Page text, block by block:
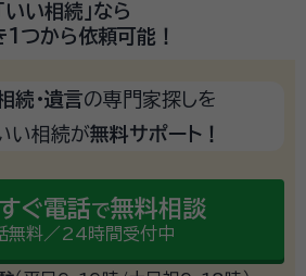
「いい相続」なら
1つから依頼可能！
続・遺言の専門家探しを
い相続が無料サポート！
ぐ電話で無料相談
無料／24時間受付中